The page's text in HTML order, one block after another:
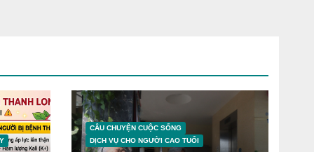
CÂU CHUYỆN CUỘC SỐNG
DỊCH VỤ CHO NGƯỜI CAO TUỔI